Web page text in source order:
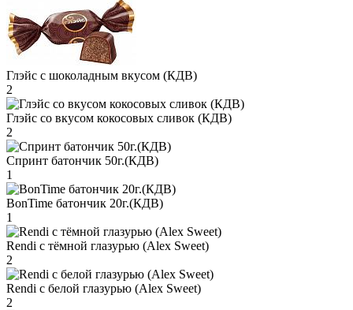
Глэйс с шоколадным вкусом (КДВ)
2
Глэйс со вкусом кокосовых сливок (КДВ)
2
Спринт батончик 50г.(КДВ)
1
BonTime батончик 20г.(КДВ)
1
Rendi с тёмной глазурью (Alex Sweet)
2
Rendi с белой глазурью (Alex Sweet)
2